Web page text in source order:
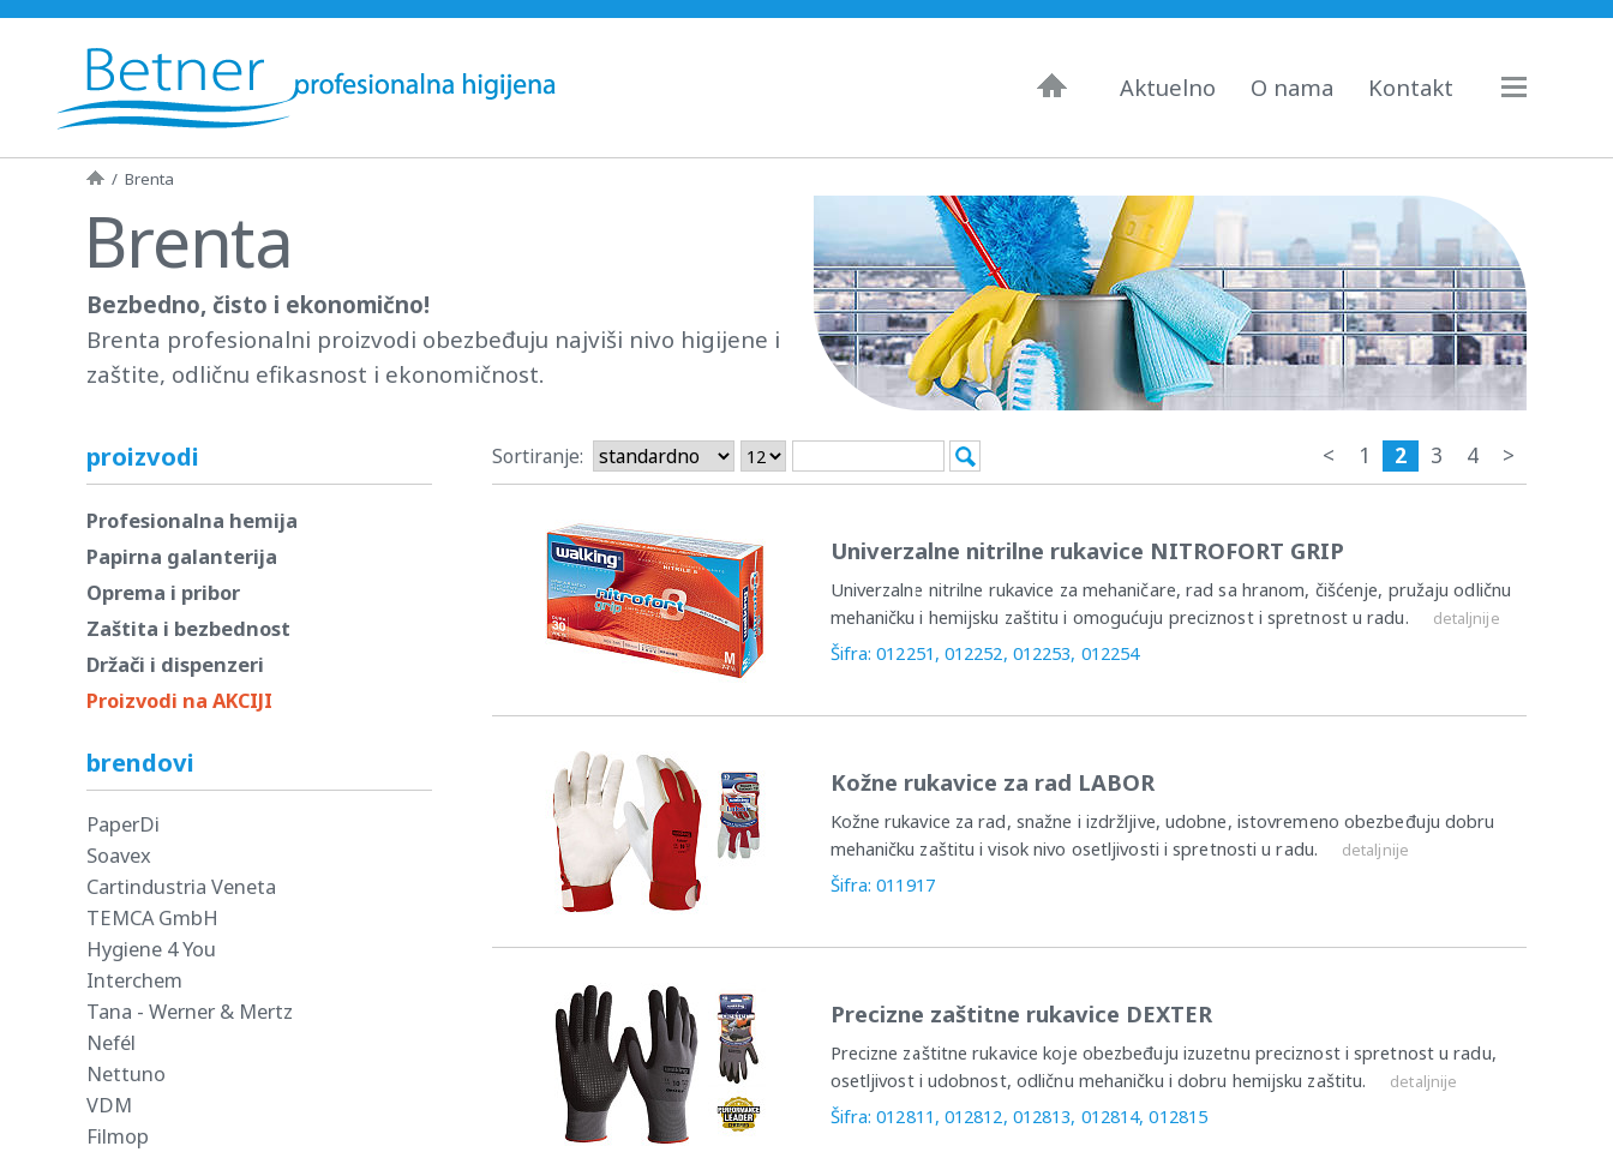
Aktuelno O nama Kontakt
/ Brenta
Brenta
Bezbedno, čisto i ekonomično!
Brenta profesionalni proizvodi obezbeđuju najviši nivo higijene i
zaštite, odličnu efikasnost i ekonomičnost.
< 1 2 3 4 >
Sortiranje:
Univerzalne nitrilne rukavice NITROFORT GRIP
Univerzalne nitrilne rukavice za mehaničare, rad sa hranom, čišćenje, pružaju odličnu
mehaničku i hemijsku zaštitu i omogućuju preciznost i spretnost u radu.
detaljnije
Šifra: 012251, 012252, 012253, 012254
Kožne rukavice za rad LABOR
Kožne rukavice za rad, snažne i izdržljive, udobne, istovremeno obezbeđuju dobru
mehaničku zaštitu i visok nivo osetljivosti i spretnosti u radu.
detaljnije
Šifra: 011917
Precizne zaštitne rukavice DEXTER
Precizne zaštitne rukavice koje obezbeđuju izuzetnu preciznost i spretnost u radu,
osetljivost i udobnost, odličnu mehaničku i dobru hemijsku zaštitu.
detaljnije
Šifra: 012811, 012812, 012813, 012814, 012815
proizvodi
Profesionalna hemija
Papirna galanterija
Oprema i pribor
Zaštita i bezbednost
Držači i dispenzeri
Proizvodi na AKCIJI
brendovi
PaperDi
Soavex
Cartindustria Veneta
TEMCA GmbH
Hygiene 4 You
Interchem
Tana - Werner & Mertz
Nefél
Nettuno
VDM
Filmop